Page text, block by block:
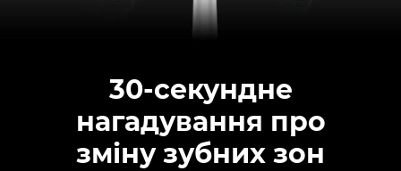
30-секундне
нагадування про
зміну зубних зон